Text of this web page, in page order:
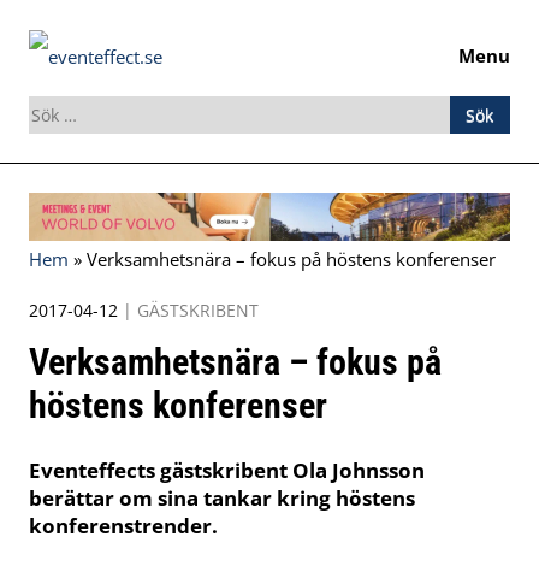
Menu
Sök
efter:
Skip
to
content
Hem » Verksamhetsnära – fokus på höstens konferenser
2017-04-12 | GÄSTSKRIBENT
Verksamhetsnära – fokus på
höstens konferenser
Eventeffects gästskribent Ola Johnsson
berättar om sina tankar kring höstens
konferenstrender.